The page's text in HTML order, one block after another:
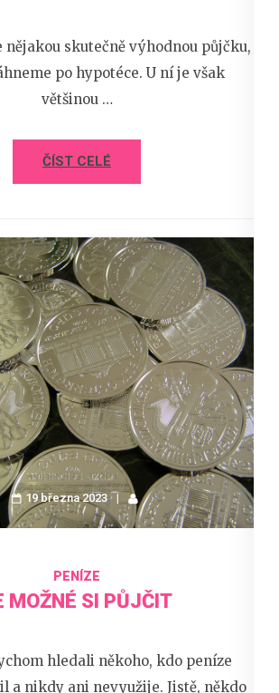
nějakou skutečně výhodnou půjčku,
po hypotéce. U ní je však
většinou …
ČÍST CELÉ
19 března 2023
PENÍZE
MOŽNÉ SI PŮJČIT
hledali někoho, kdo peníze
a nikdy ani nevyužije. Jistě, někdo